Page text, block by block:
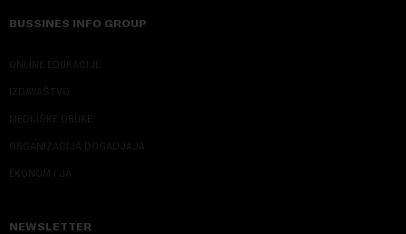
BUSSINES INFO GROUP
ONLINE EDUKACIJE
IZDAVAŠTVO
MEDIJSKE OBUKE
ORGANIZACIJA DOGADJAJA
EKONOM I JA
NEWSLETTER